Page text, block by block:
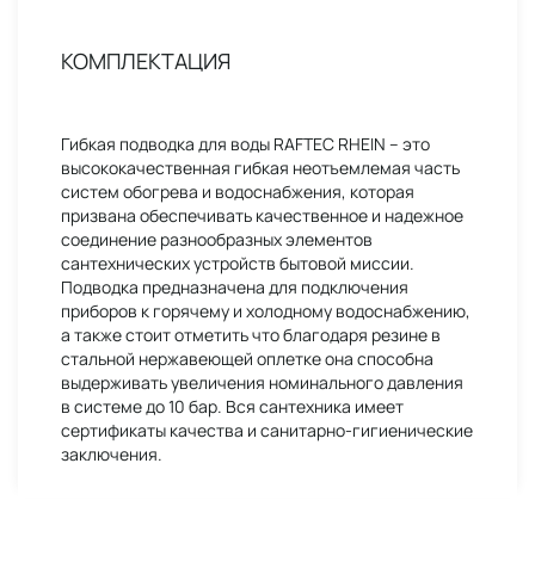
КОМПЛЕКТАЦИЯ
Гибкая подводка для воды RAFTEC RHEIN – это
высококачественная гибкая неотъемлемая часть
систем обогрева и водоснабжения, которая
призвана обеспечивать качественное и надежное
соединение разнообразных элементов
сантехнических устройств бытовой миссии.
Подводка предназначена для подключения
приборов к горячему и холодному водоснабжению,
а также стоит отметить что благодаря резине в
стальной нержавеющей оплетке она способна
выдерживать увеличения номинального давления
в системе до 10 бар. Вся сантехника имеет
сертификаты качества и санитарно-гигиенические
заключения.